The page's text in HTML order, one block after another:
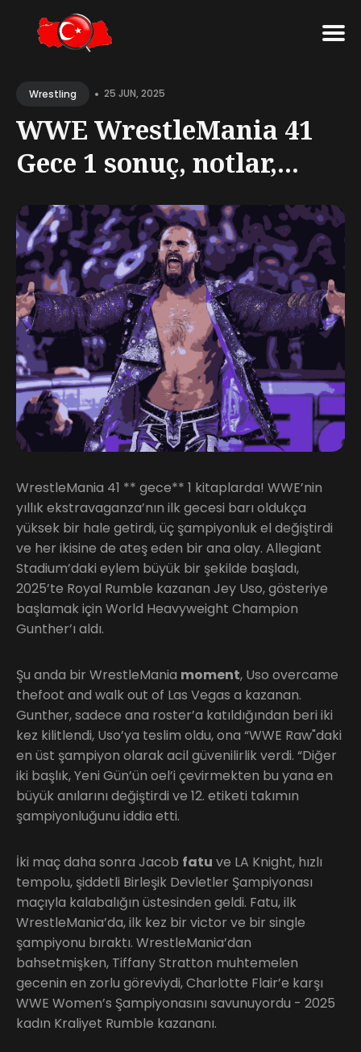
forWrestling • 25 JUN, 2025
WWE WrestleMania 41
Gece 1 sonuç, notlar,...
WrestleMania 41 ** gece** 1 kitaplarda! WWE’nin
yıllık ekstravaganza’nın ilk gecesi barı oldukça
yüksek bir hale getirdi, üç şampiyonluk el değiştirdi
ve her ikisine de ateş eden bir ana olay. Allegiant
Stadium’daki eylem büyük bir şekilde başladı,
2025’te Royal Rumble kazanan Jey Uso, gösteriye
başlamak için World Heavyweight Champion
Gunther’ı aldı.
Şu anda bir WrestleMania moment, Uso overcame
thefoot and walk out of Las Vegas a kazanan.
Gunther, sadece ana roster’a katıldığından beri iki
kez kilitlendi, Uso’ya teslim oldu, ona “WWE Raw"daki
en üst şampiyon olarak acil güvenilirlik verdi. “Diğer
iki başlık, Yeni Gün’ün oel’i çevirmekten bu yana en
büyük anılarını değiştirdi ve 12. etiketi takımın
şampiyonluğunu iddia etti.
İki maç daha sonra Jacob fatu ve LA Knight, hızlı
tempolu, şiddetli Birleşik Devletler Şampiyonası
maçıyla kalabalığın üstesinden geldi. Fatu, ilk
WrestleMania’da, ilk kez bir victor ve bir single
şampiyonu bıraktı. WrestleMania’dan
bahsetmişken, Tiffany Stratton muhtemelen
gecenin en zorlu göreviydi, Charlotte Flair’e karşı
WWE Women’s Şampiyonasını savunuyordu - 2025
kadın Kraliyet Rumble kazananı.